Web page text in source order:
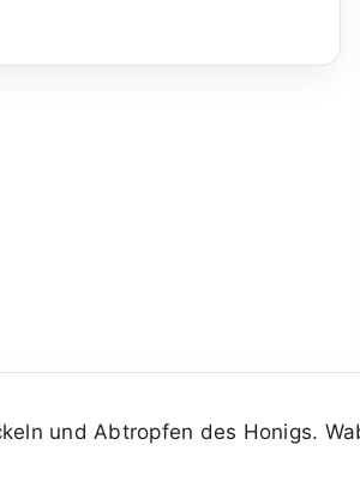
und Abtropfen des Honigs.